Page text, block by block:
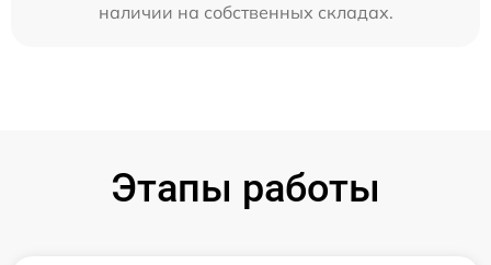
наличии на собственных складах.
Этапы работы